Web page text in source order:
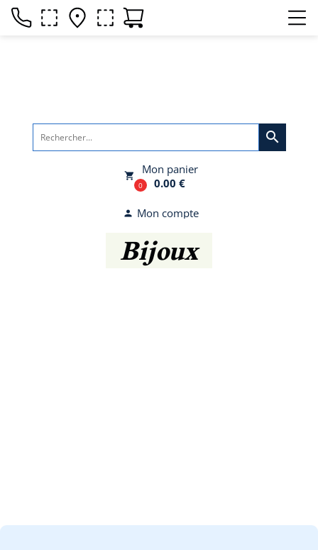
search
local_grocery_store
0
Mon panier
0.00 €
person Mon compte
Bijoux